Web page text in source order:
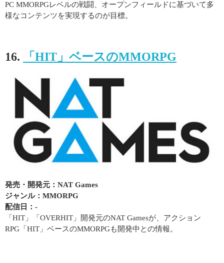
PC MMORPGレベルの戦闘、オープンフィールドに基づいて多
様なコンテンツを実現するのが目標。
16. 「HIT」ベースのMMORPG
発売・開発元：NAT Games
ジャンル：MMORPG
配信日：-
「HIT」「OVERHIT」開発元のNAT Gamesが、アクション
RPG「HIT」ベースのMMORPGも開発中との情報。